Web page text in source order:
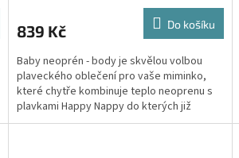
839 Kč Do košíku
Baby neoprén - body je skvělou volbou
plaveckého oblečení pro vaše miminko,
které chytře kombinuje teplo neoprenu s
plavkami Happy Nappy do kterých již
nepotřebujete žádnou...